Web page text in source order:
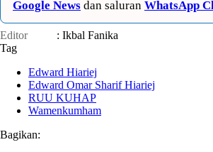
Google News dan saluran WhatsApp
Editor
: Ikbal Fanika
Tag
Edward Hiariej
Edward Omar Sharif Hiariej
RUU KUHAP
Wamenkumham
Bagikan: